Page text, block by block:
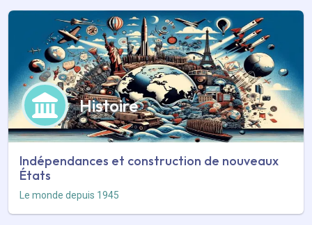
Histoire
Indépendances et construction de nouveaux
États
Le monde depuis 1945